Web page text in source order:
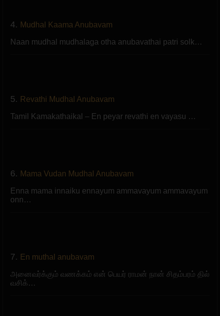
4. Mudhal Kaama Anubavam
Naan mudhal mudhalaga otha anubavathai patri solk…
5. Revathi Mudhal Anubavam
Tamil Kamakathaikal – En peyar revathi en vayasu …
6. Mama Vudan Mudhal Anubavam
Enna mama innaiku ennayum ammavayum ammavayum
onn…
7. En muthal anubavam
அனைவர்க்கும் வணக்கம் என் பெயர் ராமன் நான் சிதம்பரம் தில்
வசிக்…